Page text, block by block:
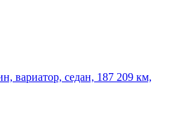
вариатор, седан, 187 209 км,